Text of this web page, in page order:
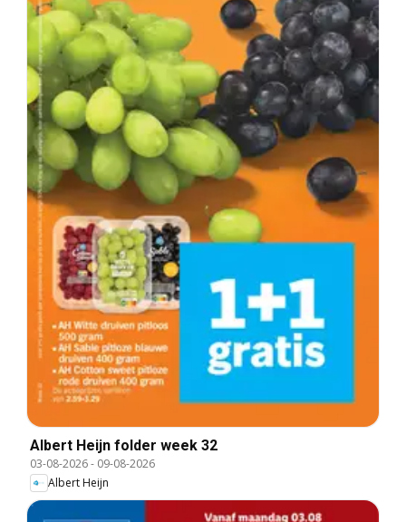
Albert Heijn folder week 32
03-08-2026- 09-08-2026
Albert Heijn